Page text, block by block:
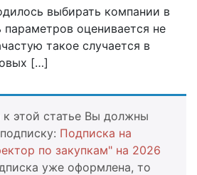
выбирать компании в
параметров оценивается не
такое случается в
[…]
к этой статье Вы должны
Подписка на
по закупкам" на 2026
уже оформлена, то